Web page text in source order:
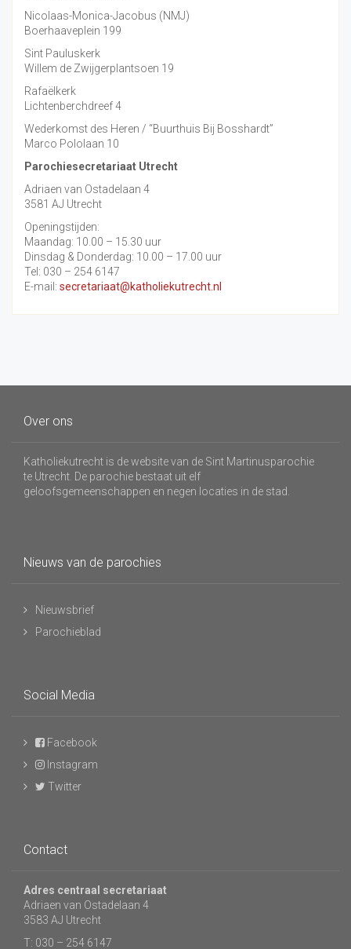
Nicolaas-Monica-Jacobus (NMJ)
Boerhaaveplein 199
Sint Pauluskerk
Willem de Zwijgerplantsoen 19
Rafaëlkerk
Lichtenberchdreef 4
Wederkomst des Heren / “Buurthuis Bij Bosshardt”
Marco Pololaan 10
Parochiesecretariaat Utrecht
Adriaen van Ostadelaan 4
3581 AJ Utrecht
Openingstijden:
Maandag: 10.00 – 15.30 uur
Dinsdag & Donderdag: 10.00 – 17.00 uur
Tel: 030 – 254 6147
E-mail: secretariaat@katholiekutrecht.nl
Over ons
Katholiekutrecht is de website van de Sint Martinusparochie
te Utrecht. De parochie bestaat uit elf
geloofsgemeenschappen en negen locaties in de stad.
Nieuws van de parochies
Nieuwsbrief
Parochieblad
Social Media
Facebook
Instagram
Twitter
Contact
Adres centraal secretariaat
Adriaen van Ostadelaan 4
3583 AJ Utrecht
T: 030 – 254 6147